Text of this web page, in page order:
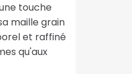
touche
maille grain
et raffiné
qu'aux